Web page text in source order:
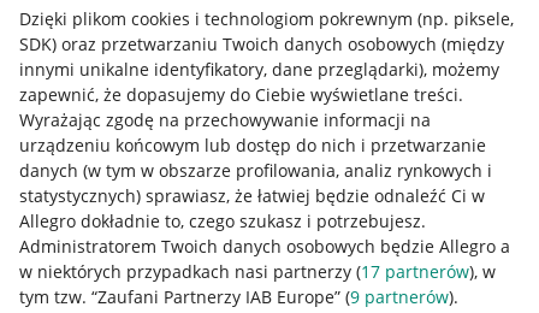
Dzięki plikom cookies i technologiom pokrewnym (np. piksele,
SDK) oraz przetwarzaniu Twoich danych osobowych (między
innymi unikalne identyfikatory, dane przeglądarki), możemy
zapewnić, że dopasujemy do Ciebie wyświetlane treści.
Wyrażając zgodę na przechowywanie informacji na
urządzeniu końcowym lub dostęp do nich i przetwarzanie
danych (w tym w obszarze profilowania, analiz rynkowych i
statystycznych) sprawiasz, że łatwiej będzie odnaleźć Ci w
Allegro dokładnie to, czego szukasz i potrzebujesz.
Administratorem Twoich danych osobowych będzie Allegro a
w niektórych przypadkach nasi partnerzy (17 partnerów), w
tym tzw. “Zaufani Partnerzy IAB Europe” (9 partnerów).